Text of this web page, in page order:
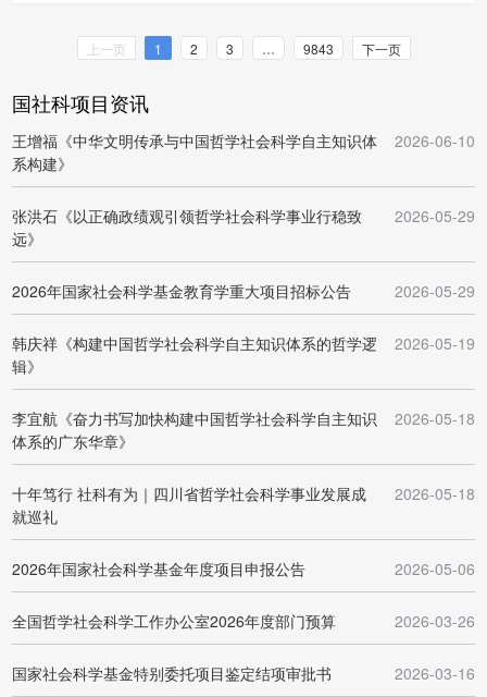
上一页 1 2 3 … 9843 下一页
国社科项目资讯
王增福《中华文明传承与中国哲学社会科学自主知识体
系构建》
2026-06-10
张洪石《以正确政绩观引领哲学社会科学事业行稳致
远》
2026-05-29
2026年国家社会科学基金教育学重大项目招标公告 2026-05-29
韩庆祥《构建中国哲学社会科学自主知识体系的哲学逻
辑》
2026-05-19
李宜航《奋力书写加快构建中国哲学社会科学自主知识
体系的广东华章》
2026-05-18
十年笃行 社科有为｜四川省哲学社会科学事业发展成
就巡礼
2026-05-18
2026年国家社会科学基金年度项目申报公告 2026-05-06
全国哲学社会科学工作办公室2026年度部门预算 2026-03-26
国家社会科学基金特别委托项目鉴定结项审批书 2026-03-16